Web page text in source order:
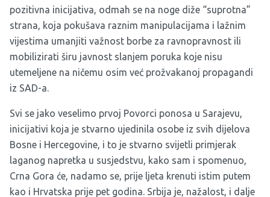
pozitivna inicijativa, odmah se na noge diže “suprotna”
strana, koja pokušava raznim manipulacijama i lažnim
vijestima umanjiti važnost borbe za ravnopravnost ili
mobilizirati širu javnost slanjem poruka koje nisu
utemeljene na ničemu osim već prožvakanoj propagandi
iz SAD-a.
Svi se jako veselimo prvoj Povorci ponosa u Sarajevu,
inicijativi koja je stvarno ujedinila osobe iz svih dijelova
Bosne i Hercegovine, i to je stvarno svijetli primjerak
laganog napretka u susjedstvu, kako sam i spomenuo,
Crna Gora će, nadamo se, prije ljeta krenuti istim putem
kao i Hrvatska prije pet godina. Srbija je, nažalost, i dalje